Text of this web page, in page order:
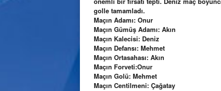
golle tamamladı.
Maçın Adamı: Onur
Maçın Gümüş Adamı: Akın
Maçın Kalecisi: Deniz
Maçın Defansı: Mehmet
Maçın Ortasahası: Akın
Maçın Forveti:Onur
Maçın Golü: Mehmet
Maçın Centilmeni: Çağatay